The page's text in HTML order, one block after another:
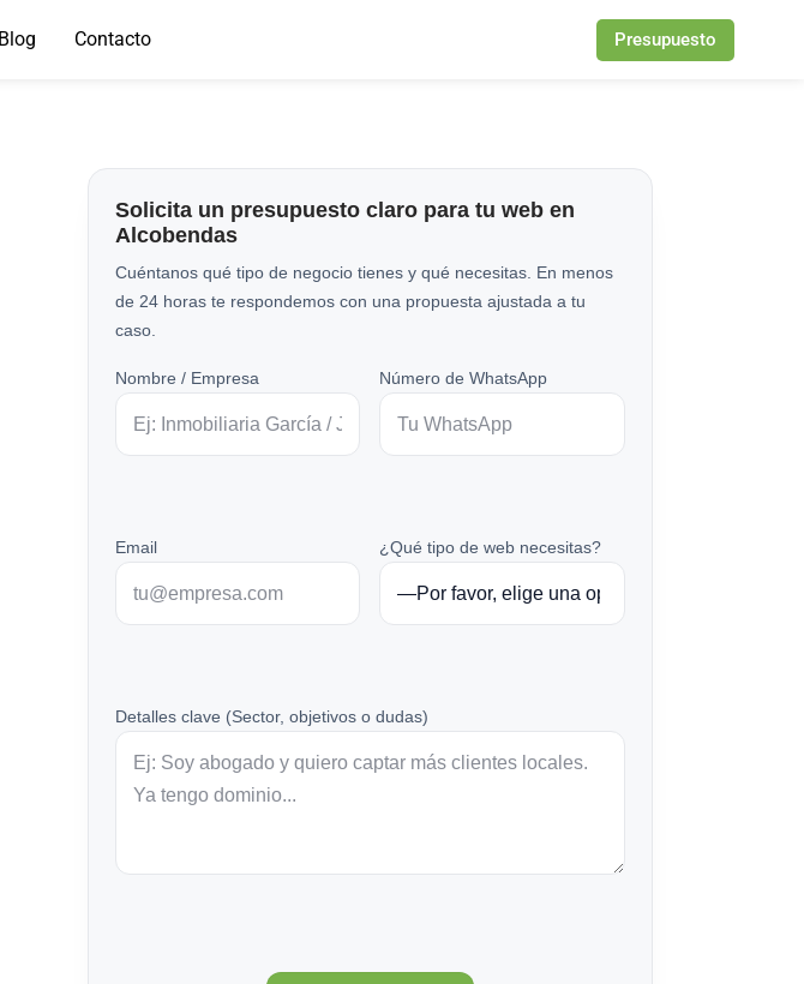
Blog Contacto Presupuesto
Solicita un presupuesto claro para tu web en
Alcobendas
Cuéntanos qué tipo de negocio tienes y qué necesitas. En menos
de 24 horas te respondemos con una propuesta ajustada a tu
caso.
Nombre / Empresa Número de WhatsApp
Email ¿Qué tipo de web necesitas?
Detalles clave (Sector, objetivos o dudas)